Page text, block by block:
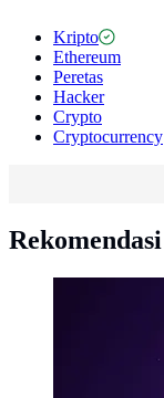
Kripto
Ethereum
Peretas
Hacker
Crypto
Cryptocurrency
Rekomendasi